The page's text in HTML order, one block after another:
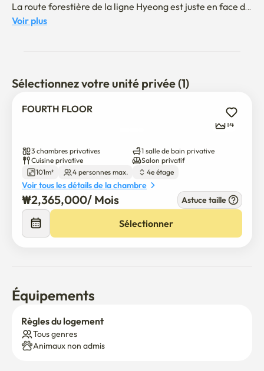
La route forestière de la ligne Hyeong est juste en face de
vous, de sorte que vous pouvez profiter de la vue sur la
minutes à pied (théâtre de cinéma, centre commercial
AK Plaza, dépanneur, Olive Young)
Il y a beaucoup de bons restaurants et cafés à proximité.
Nous avons récemment terminé un réaménagement
Voir plus
Sélectionnez votre unité privée (1)
FOURTH FLOOR
14
3 chambres privatives
1 salle de bain privative
Cuisine privative
Salon privatif
101m²
4 personnes max. 4e étage
Voir tous les détails de la chambre
₩2,365,000/ Mois Astuce taille
Sélectionner
Équipements
Règles du logement
Tous genres
Animaux non admis